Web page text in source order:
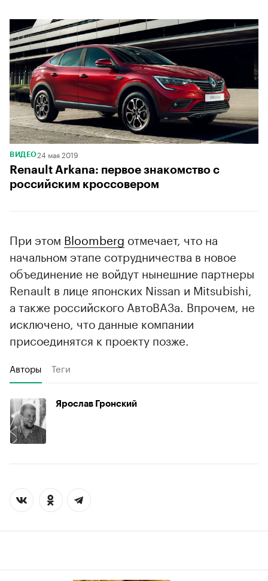
ВИДЕО24 мая 2019
Renault Arkana: первое знакомство с
российским кроссовером
При этом Bloomberg отмечает, что на
начальном этапе сотрудничества в новое
объединение не войдут нынешние партнеры
Renault в лице японских Nissan и Mitsubishi,
а также российского АвтоВАЗа. Впрочем, не
исключено, что данные компании
присоединятся к проекту позже.
Авторы Теги
Ярослав Гронский